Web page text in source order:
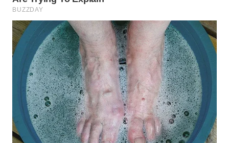
CIANJUR
WN
KEPULAUAN
SERIBU
WN
TANGERANG
WN